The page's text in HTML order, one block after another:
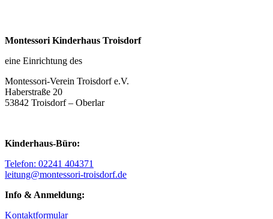
Montessori Kinderhaus Troisdorf
eine Einrichtung des
Montessori-Verein Troisdorf e.V.
Haberstraße 20
53842 Troisdorf – Oberlar
Kinderhaus-Büro:
Telefon: 02241 404371
leitung@montessori-troisdorf.de
Info & Anmeldung:
Kontaktformular